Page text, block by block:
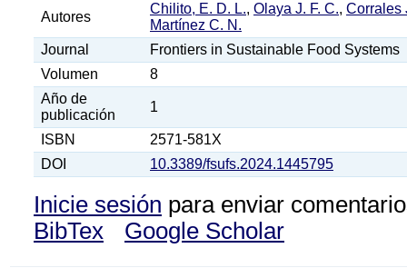
Autores
Chilito, E. D. L., Olaya J. F. C., Corrales
Martínez C. N.
Journal
Frontiers in Sustainable Food Systems
Volumen
8
Año de
publicación
1
ISBN
2571-581X
DOI
10.3389/fsufs.2024.1445795
Inicie sesión para enviar
BibTex
Google Scholar